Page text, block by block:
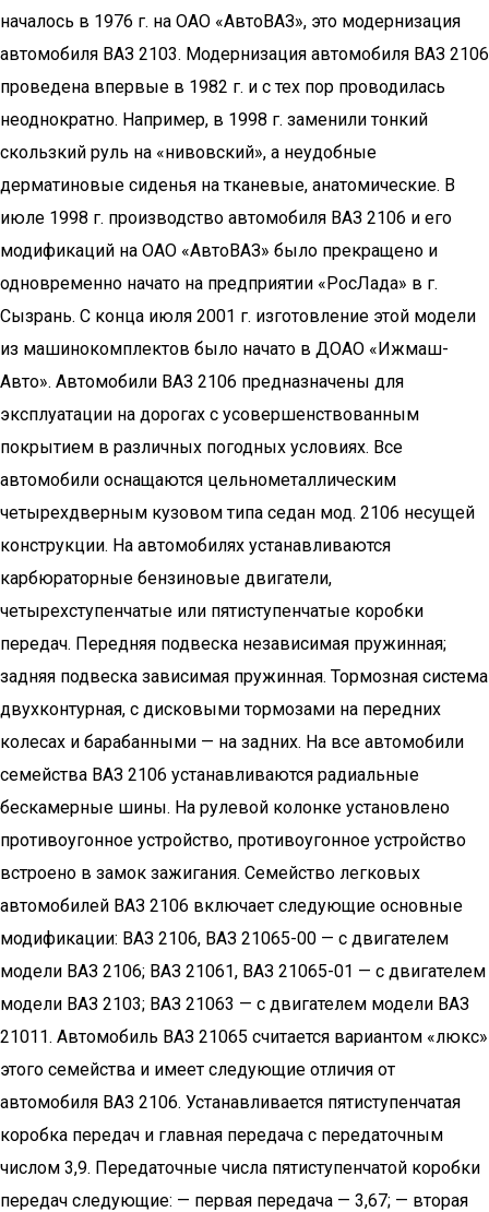
началось в 1976 г. на ОАО «АвтоВАЗ», это модернизация
автомобиля ВАЗ 2103. Модернизация автомобиля ВАЗ 2106
проведена впервые в 1982 г. и с тех пор проводилась
неоднократно. Например, в 1998 г. заменили тонкий
скользкий руль на «нивовский», а неудобные
дерматиновые сиденья на тканевые, анатомические. В
июле 1998 г. производство автомобиля ВАЗ 2106 и его
модификаций на ОАО «АвтоВАЗ» было прекращено и
одновременно начато на предприятии «РосЛада» в г.
Сызрань. С конца июля 2001 г. изготовление этой модели
из машинокомплектов было начато в ДОАО «Ижмаш-
Авто». Автомобили ВАЗ 2106 предназначены для
эксплуатации на дорогах с усовершенствованным
покрытием в различных погодных условиях. Все
автомобили оснащаются цельнометаллическим
четырехдверным кузовом типа седан мод. 2106 несущей
конструкции. На автомобилях устанавливаются
карбюраторные бензиновые двигатели,
четырехступенчатые или пятиступенчатые коробки
передач. Передняя подвеска независимая пружинная;
задняя подвеска зависимая пружинная. Тормозная система
двухконтурная, с дисковыми тормозами на передних
колесах и барабанными — на задних. На все автомобили
семейства ВАЗ 2106 устанавливаются радиальные
бескамерные шины. На рулевой колонке установлено
противоугонное устройство, противоугонное устройство
встроено в замок зажигания. Семейство легковых
автомобилей ВАЗ 2106 включает следующие основные
модификации: ВАЗ 2106, ВАЗ 21065-00 — с двигателем
модели ВАЗ 2106; ВАЗ 21061, ВАЗ 21065-01 — с двигателем
модели ВАЗ 2103; ВАЗ 21063 — с двигателем модели ВАЗ
21011. Автомобиль ВАЗ 21065 считается вариантом «люкс»
этого семейства и имеет следующие отличия от
автомобиля ВАЗ 2106. Устанавливается пятиступенчатая
коробка передач и главная передача с передаточным
числом 3,9. Передаточные числа пятиступенчатой коробки
передач следующие: — первая передача — 3,67; — вторая